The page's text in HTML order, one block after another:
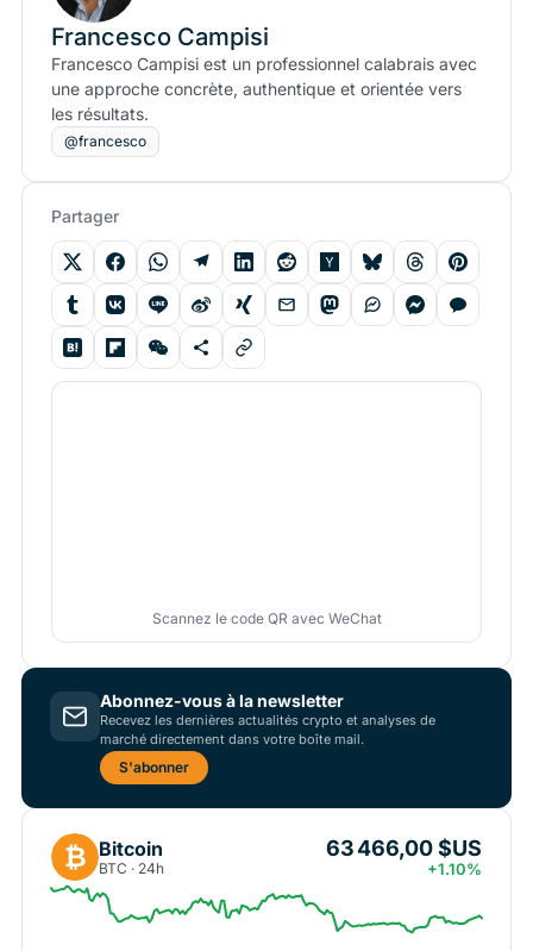
Francesco Campisi
Francesco Campisi est un professionnel calabrais avec
une approche concrète, authentique et orientée vers
les résultats.
@francesco
Partager
Scannez le code QR avec WeChat
Abonnez-vous à la newsletter
Recevez les dernières actualités crypto et analyses de
marché directement dans votre boîte mail.
S'abonner
₿ Bitcoin
BTC · 24h
63 466,00 $US
+1.10%